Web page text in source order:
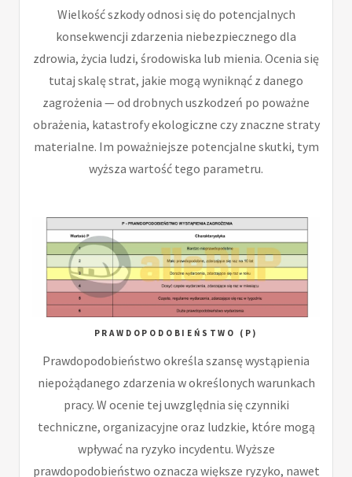
Wielkość szkody odnosi się do potencjalnych
konsekwencji zdarzenia niebezpiecznego dla
zdrowia, życia ludzi, środowiska lub mienia. Ocenia się
tutaj skalę strat, jakie mogą wyniknąć z danego
zagrożenia — od drobnych uszkodzeń po poważne
obrażenia, katastrofy ekologiczne czy znaczne straty
materialne. Im poważniejsze potencjalne skutki, tym
wyższa wartość tego parametru.
PRAWDOPODOBIEŃSTWO (P)
Prawdopodobieństwo określa szansę wystąpienia
niepożądanego zdarzenia w określonych warunkach
pracy. W ocenie tej uwzględnia się czynniki
techniczne, organizacyjne oraz ludzkie, które mogą
wpływać na ryzyko incydentu. Wyższe
prawdopodobieństwo oznacza większe ryzyko, nawet